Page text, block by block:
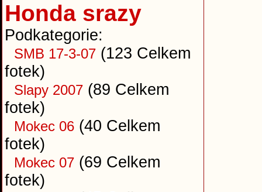
Honda srazy
Podkategorie:
SMB 17-3-07 (123 Celkem
fotek)
Slapy 2007 (89 Celkem
fotek)
Mokec 06 (40 Celkem
fotek)
Mokec 07 (69 Celkem
fotek)